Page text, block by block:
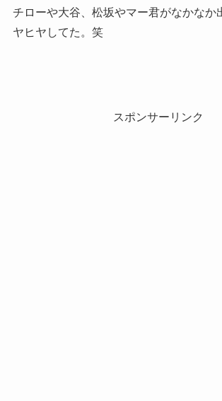
チローや大谷、松坂やマー君がなかなか
ヤヒヤしてた。笑
スポンサーリンク